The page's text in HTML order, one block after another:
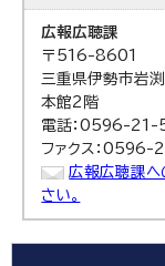
広報広聴課
〒516-8601
三重県伊勢市岩
本館2階
電話：0596-21-
ファクス：
広報広聴課へ
さい。